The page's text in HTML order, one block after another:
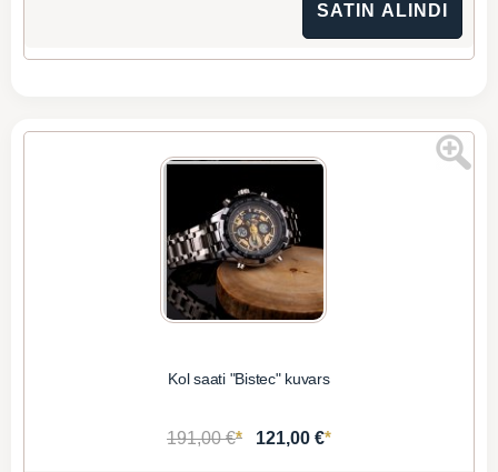
SATIN ALINDI
Kol saati "Bistec" kuvars
191,00 €* 121,00 €*